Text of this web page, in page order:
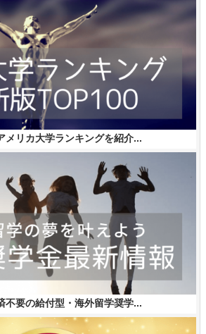
メリカ大学ランキングを紹介...
不要の給付型・海外留学奨学...